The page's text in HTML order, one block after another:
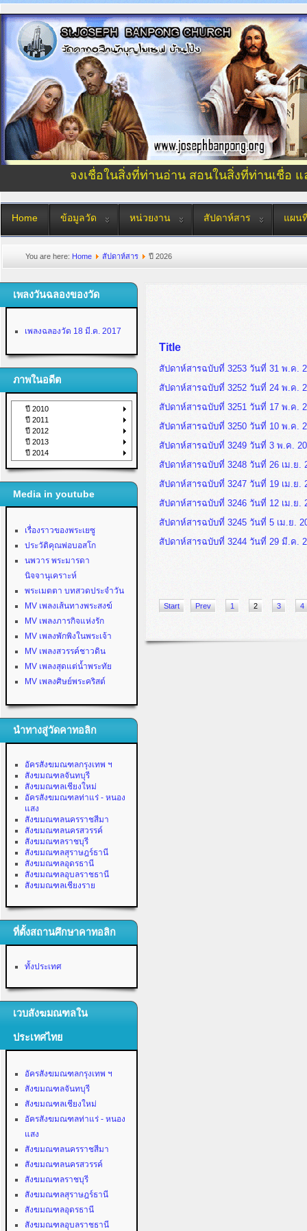
จงเชื่อในสิ่งที่ท่านอ่าน สอนในสิ่งที่ท่านเชื่อ
Home ข้อมูลวัด หน่วยงาน สัปดาห์สาร แผน
You are here: Home สัปดาห์สาร ปี 2026
เพลงวันฉลองของวัด
เพลงฉลองวัด 18 มี.ค. 2017
ภาพในอดีต
ปี 2010
ปี 2011
ปี 2012
ปี 2013
ปี 2014
Media in youtube
เรื่องราวของพระเยซู
ประวัติคุณพ่อบอสโก
นพวาร พระมารดา
นิจจานุเคราะห์
พระเมตตา บทสวดประจำวัน
MV เพลงเส้นทางพระสงฆ์
MV เพลงภารกิจแห่งรัก
MV เพลงพักพิงในพระเจ้า
MV เพลงสวรรค์ชาวดิน
MV เพลงสุดแต่น้ำพระทัย
MV เพลงศิษย์พระคริสต์
นำทางสู่วัดคาทอลิก
อัครสังฆมณฑลกรุงเทพ ฯ
สังฆมณฑลจันทบุรี
สังฆมณฑลเชียงใหม่
อัครสังฆมณฑลท่าแร่ - หนอง
แสง
สังฆมณฑลนครราชสีมา
สังฆมณฑลนครสวรรค์
สังฆมณฑลราชบุรี
สังฆมณฑลสุราษฎร์ธานี
สังฆมณฑลอุดรธานี
สังฆมณฑลอุบลราชธานี
สังฆมณฑลเชียงราย
ที่ตั้งสถานศึกษาคาทอลิก
ทั้งประเทศ
เวบสังฆมณฑลใน
ประเทศไทย
อัครสังฆมณฑลกรุงเทพ ฯ
สังฆมณฑลจันทบุรี
สังฆมณฑลเชียงใหม่
อัครสังฆมณฑลท่าแร่ - หนอง
แสง
สังฆมณฑลนครราชสีมา
สังฆมณฑลนครสวรรค์
สังฆมณฑลราชบุรี
สังฆมณฑลสุราษฎร์ธานี
สังฆมณฑลอุดรธานี
สังฆมณฑลอุบลราชธานี
Title
สัปดาห์สารฉบับที่ 3253 วันที่ 31 พ.ค.
สัปดาห์สารฉบับที่ 3252 วันที่ 24 พ.ค.
สัปดาห์สารฉบับที่ 3251 วันที่ 17 พ.ค.
สัปดาห์สารฉบับที่ 3250 วันที่ 10 พ.ค.
สัปดาห์สารฉบับที่ 3249 วันที่ 3 พ.ค.
สัปดาห์สารฉบับที่ 3248 วันที่ 26 เม.ย.
สัปดาห์สารฉบับที่ 3247 วันที่ 19 เม.ย.
สัปดาห์สารฉบับที่ 3246 วันที่ 12 เม.ย.
สัปดาห์สารฉบับที่ 3245 วันที่ 5 เม.ย.
สัปดาห์สารฉบับที่ 3244 วันที่ 29 มี.ค.
Start Prev 1 2 3 4